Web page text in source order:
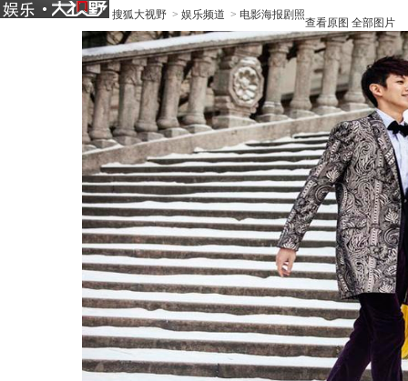
搜狐大视野 > 娱乐频道 > 电影海报剧照
查看原图 全部图片